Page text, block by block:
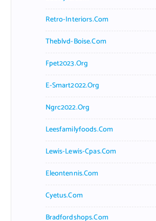
Retro-Interiors.com
Theblvd-Boise.com
Fpet2023.org
E-Smart2022.org
Ngrc2022.org
Leesfamilyfoods.com
Lewis-Lewis-Cpas.com
Eleontennis.com
Cyetus.com
Bradfordshops.com